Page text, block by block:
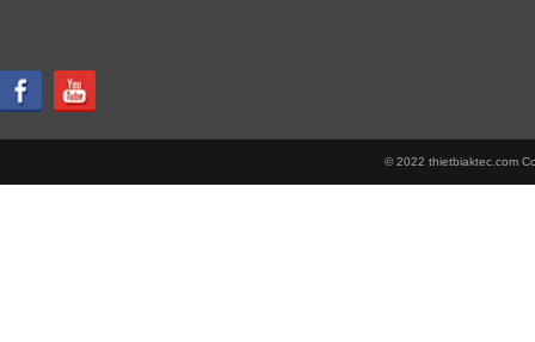
© 2022 thietbiaktec.com